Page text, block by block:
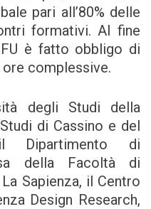
pari all’80% delle
formativi. AI fine
è fatto obbligo di
complessive.
degli Studi della
di Cassino e del
Dipartimento di
della Facoltà di
Sapienza, il Centro
Design Research,